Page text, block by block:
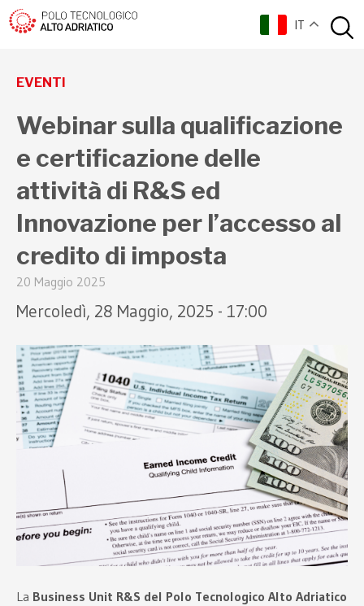
IT
torna indietro
EVENTI
Webinar sulla qualificazione
e certificazione delle
attività di R&S ed
Innovazione per l’accesso al
credito di imposta
20 Maggio 2025
Mercoledì, 28 Maggio, 2025 - 17:00
La Business Unit R&S del Polo Tecnologico Alto Adriatico